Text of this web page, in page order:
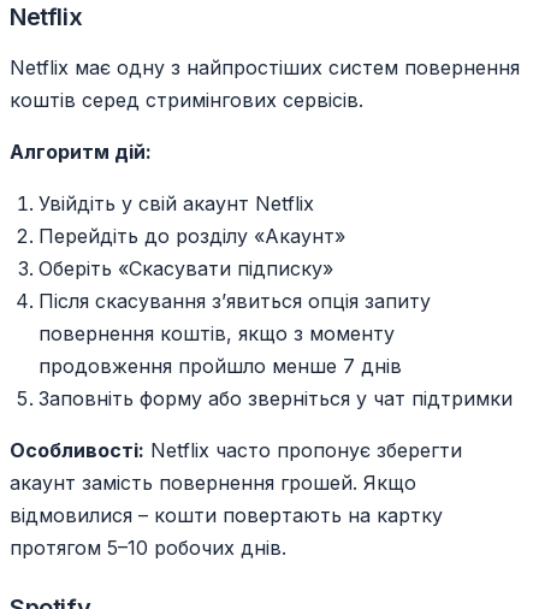
Netflix
Netflix має одну з найпростіших систем повернення
коштів серед стримінгових сервісів.
Алгоритм дій:
Увійдіть у свій акаунт Netflix
Перейдіть до розділу «Акаунт»
Оберіть «Скасувати підписку»
Після скасування з’явиться опція запиту
повернення коштів, якщо з моменту
продовження пройшло менше 7 днів
Заповніть форму або зверніться у чат підтримки
Особливості: Netflix часто пропонує зберегти
акаунт замість повернення грошей. Якщо
відмовилися – кошти повертають на картку
протягом 5–10 робочих днів.